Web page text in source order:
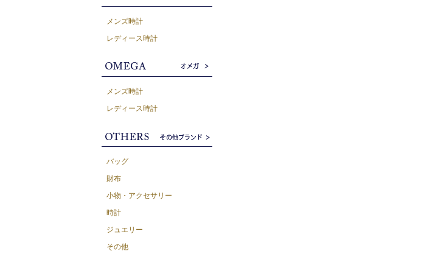
メンズ時計
レディース時計
メンズ時計
レディース時計
バッグ
財布
小物・アクセサリー
時計
ジュエリー
その他